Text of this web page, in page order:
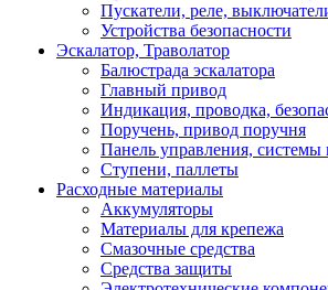
Пускатели, реле,
Устройства безопасности
Эскалатор, Траволатор
Балюстрада эскалатора
Главный привод
Индикация, проводка,
Поручень, привод поручня
Панель управления, системы
Ступени, паллеты
Расходные материалы
Аккумуляторы
Материалы для крепежа
Смазочные средства
Средства защиты